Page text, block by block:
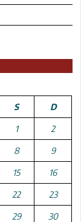
S D
1 2
8 9
15 16
22 23
29 30